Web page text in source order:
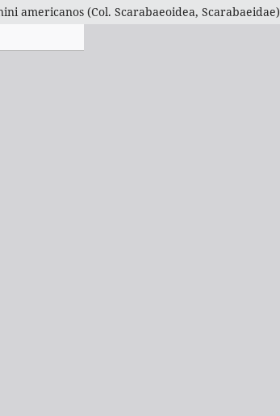
americanos (Col. Scarabaeoidea, Scarabaeidae)